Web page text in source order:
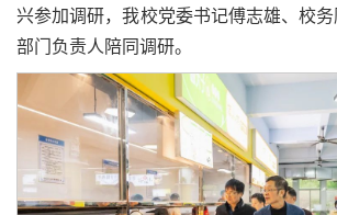
兴参加调研，我校党委书记傅志雄、校
部门负责人陪同调研。